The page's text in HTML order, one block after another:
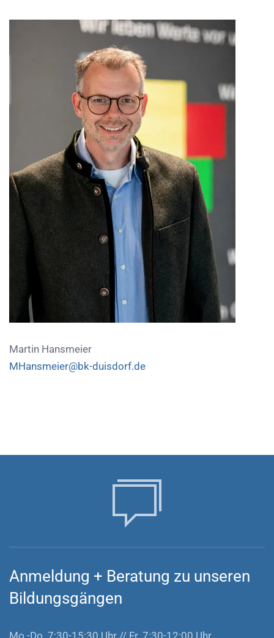
Martin Hansmeier
MHansmeier@bk-duisdorf.de
Anmeldung + Beratung zu unseren
Bildungsgängen